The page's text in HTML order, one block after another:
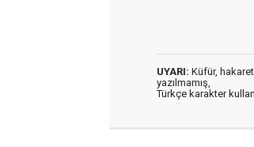
UYARI: Küfür,
yazılmamış,
Türkçe karakter